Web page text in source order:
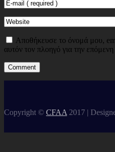
Αποθήκευσε το όνομά μου,
αυτόν τον πλοηγό για την
Copyright © CFAA 2017 |